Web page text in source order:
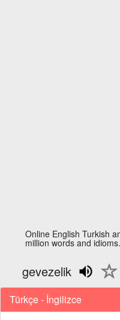
Online English Turkish
million words and idioms.
gevezelik
Türkçe - İngilizce